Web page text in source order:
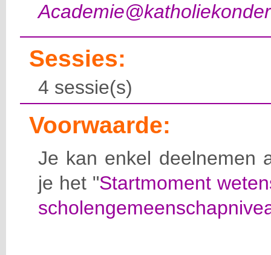
Sessies:
4 sessie(s)
Voorwaarde:
Je kan enkel deelnemen
je het "Startmoment